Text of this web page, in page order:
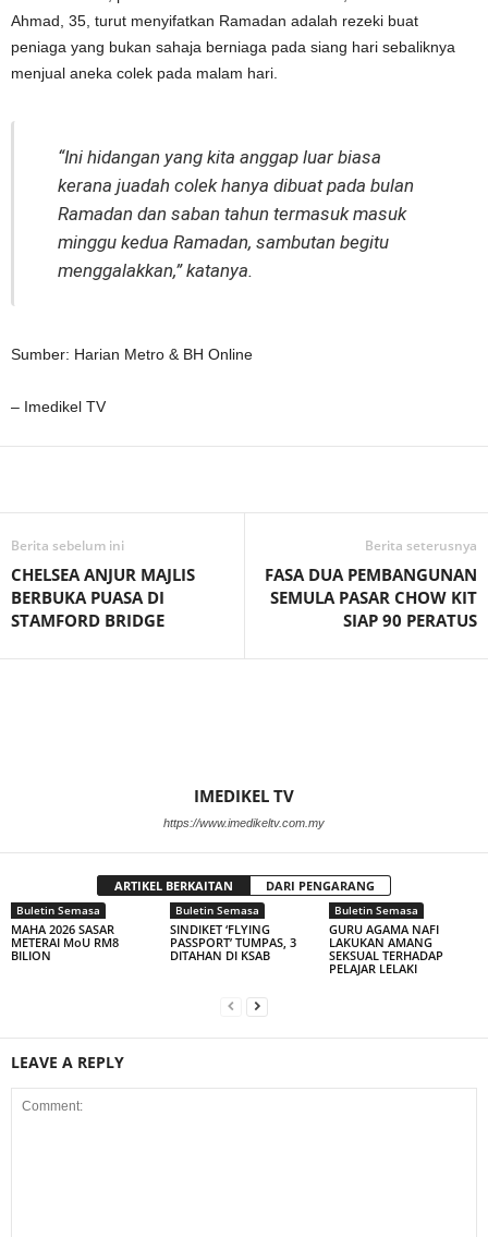
Ahmad, 35, turut menyifatkan Ramadan adalah rezeki buat
peniaga yang bukan sahaja berniaga pada siang hari sebaliknya
menjual aneka colek pada malam hari.
“Ini hidangan yang kita anggap luar biasa
kerana juadah colek hanya dibuat pada bulan
Ramadan dan saban tahun termasuk masuk
minggu kedua Ramadan, sambutan begitu
menggalakkan,” katanya.
Sumber: Harian Metro & BH Online
– Imedikel TV
Berita sebelum ini
CHELSEA ANJUR MAJLIS
BERBUKA PUASA DI
STAMFORD BRIDGE
Berita seterusnya
FASA DUA PEMBANGUNAN
SEMULA PASAR CHOW KIT
SIAP 90 PERATUS
IMEDIKEL TV
https://www.imedikeltv.com.my
ARTIKEL BERKAITAN DARI PENGARANG
Buletin Semasa
MAHA 2026 SASAR
METERAI MoU RM8
BILION
Buletin Semasa
SINDIKET ‘FLYING
PASSPORT’ TUMPAS, 3
DITAHAN DI KSAB
Buletin Semasa
GURU AGAMA NAFI
LAKUKAN AMANG
SEKSUAL TERHADAP
PELAJAR LELAKI
LEAVE A REPLY